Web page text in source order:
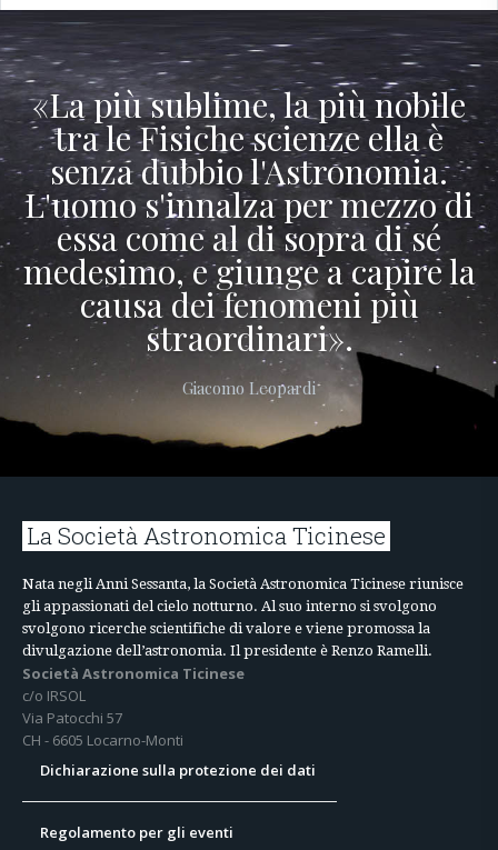
«La più sublime, la più nobile
tra le Fisiche scienze ella è
senza dubbio l'Astronomia.
L'uomo s'innalza per mezzo di
essa come al di sopra di sé
medesimo, e giunge a capire la
causa dei fenomeni più
straordinari».
Giacomo Leopardi
La Società Astronomica Ticinese
Nata negli Anni Sessanta, la Società Astronomica Ticinese riunisce
gli appassionati del cielo notturno. Al suo interno si svolgono
svolgono ricerche scientifiche di valore e viene promossa la
divulgazione dell’astronomia. Il presidente è Renzo Ramelli.
Società Astronomica Ticinese
c/o IRSOL
Via Patocchi 57
CH - 6605 Locarno-Monti
Dichiarazione sulla protezione dei dati
Regolamento per gli eventi